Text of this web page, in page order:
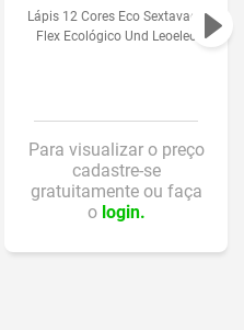
Lápis 12 Cores Eco Sextavado
Flex Ecológico Und Leoeleo
Para visualizar o preço
cadastre-se
gratuitamente ou faça
o login.